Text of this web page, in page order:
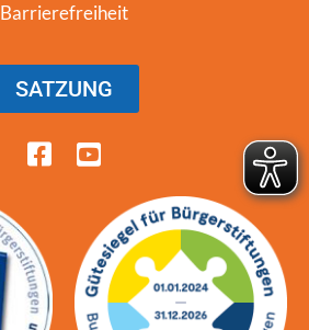
Barrierefreiheit
SATZUNG